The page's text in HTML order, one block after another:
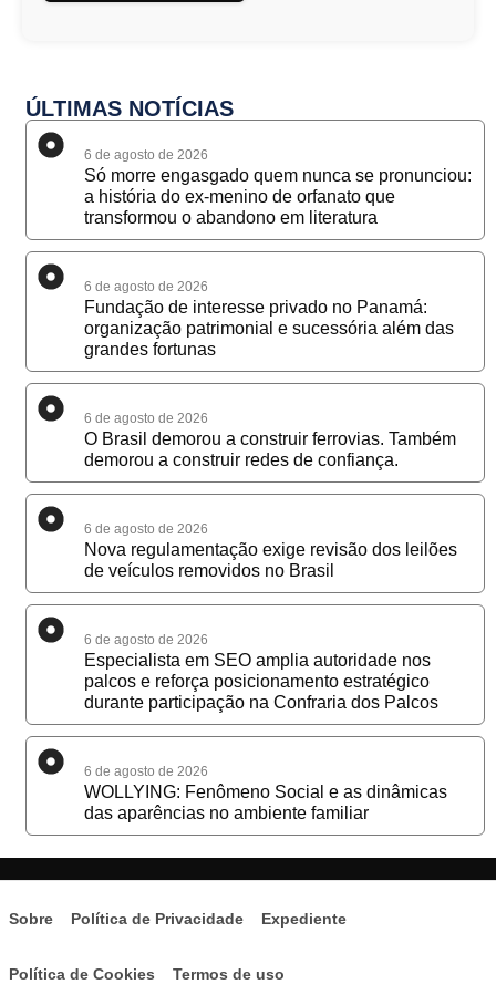
ÚLTIMAS NOTÍCIAS
6 de agosto de 2026
Só morre engasgado quem nunca se pronunciou:
a história do ex-menino de orfanato que
transformou o abandono em literatura
6 de agosto de 2026
Fundação de interesse privado no Panamá:
organização patrimonial e sucessória além das
grandes fortunas
6 de agosto de 2026
O Brasil demorou a construir ferrovias. Também
demorou a construir redes de confiança.
6 de agosto de 2026
Nova regulamentação exige revisão dos leilões
de veículos removidos no Brasil
6 de agosto de 2026
Especialista em SEO amplia autoridade nos
palcos e reforça posicionamento estratégico
durante participação na Confraria dos Palcos
6 de agosto de 2026
WOLLYING: Fenômeno Social e as dinâmicas
das aparências no ambiente familiar
Sobre Política de Privacidade Expediente
Política de Cookies Termos de uso